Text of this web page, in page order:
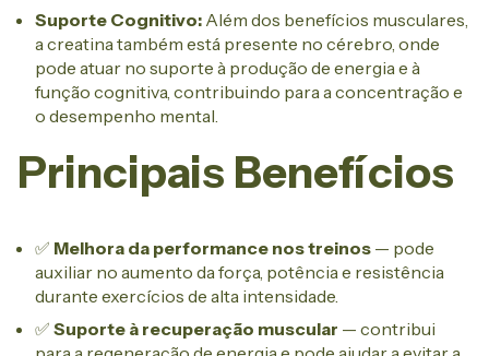
Suporte Cognitivo: Além dos benefícios musculares,
a creatina também está presente no cérebro, onde
pode atuar no suporte à produção de energia e à
função cognitiva, contribuindo para a concentração e
o desempenho mental.
Principais Benefícios
✅ Melhora da performance nos treinos — pode
auxiliar no aumento da força, potência e resistência
durante exercícios de alta intensidade.
✅ Suporte à recuperação muscular — contribui